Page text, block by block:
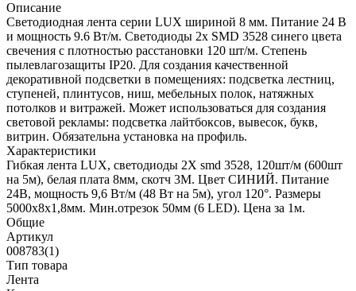
Описание
Светодиодная лента серии LUX шириной 8 мм. Питание 24 В
и мощность 9.6 Вт/м. Светодиоды 2x SMD 3528 синего цвета
свечения с плотностью расстановки 120 шт/м. Степень
пылевлагозащиты IP20. Для создания качественной
декоративной подсветки в помещениях: подсветка лестниц,
ступеней, плинтусов, ниш, мебельных полок, натяжных
потолков и витражей. Может использоваться для создания
световой рекламы: подсветка лайтбоксов, вывесок, букв,
витрин. Обязательна установка на профиль.
Характеристики
Гибкая лента LUX, светодиоды 2X smd 3528, 120шт/м (600шт
на 5м), белая плата 8мм, скотч 3М. Цвет СИНИЙ. Питание
24В, мощность 9,6 Вт/м (48 Вт на 5м), угол 120°. Размеры
5000х8х1,8мм. Мин.отрезок 50мм (6 LED). Цена за 1м.
Общие
Артикул
008783(1)
Тип товара
Лента